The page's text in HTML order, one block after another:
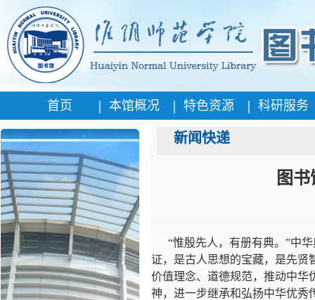
首页 | 本馆概况 | 特色资源 | 科研服务
新闻快递
图
“惟殷先人，有册有典。”中
证，是古人思想的宝藏，是先贤
价值理念、道德规范，推动中华
神，进一步继承和弘扬中华优秀